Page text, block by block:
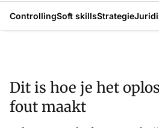
ControllingSoft skillsStrategie
Dit is hoe je het
fout maakt